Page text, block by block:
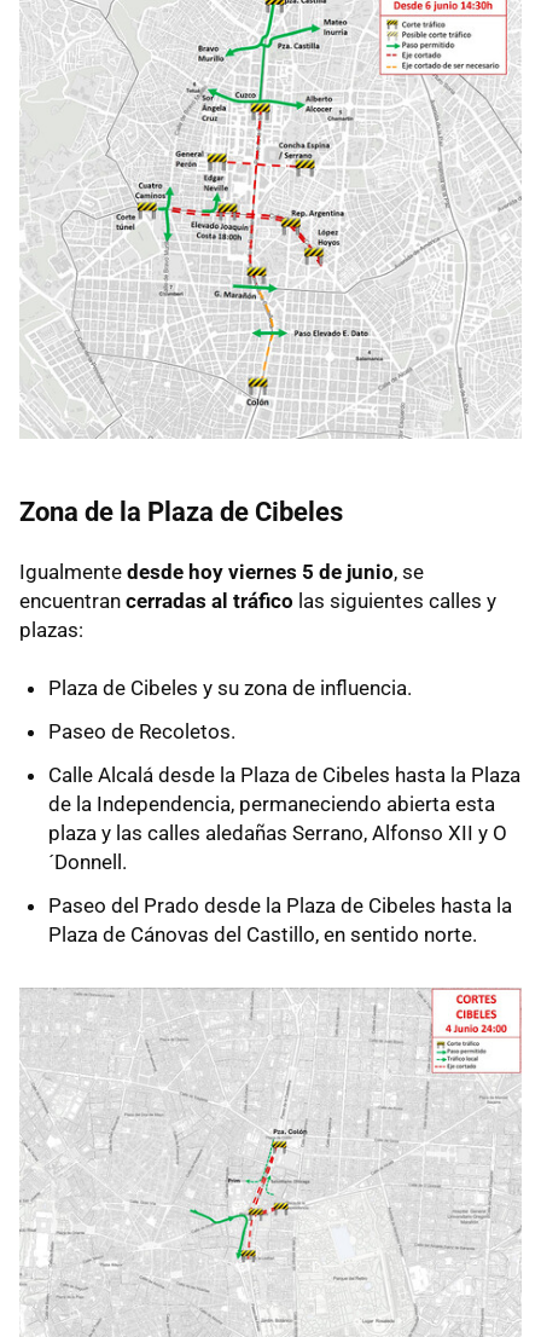
Zona de la Plaza de Cibeles
Igualmente desde hoy viernes 5 de junio, se
encuentran cerradas al tráfico las siguientes calles y
plazas:
Plaza de Cibeles y su zona de influencia.
Paseo de Recoletos.
Calle Alcalá desde la Plaza de Cibeles hasta la Plaza
de la Independencia, permaneciendo abierta esta
plaza y las calles aledañas Serrano, Alfonso XII y O
´Donnell.
Paseo del Prado desde la Plaza de Cibeles hasta la
Plaza de Cánovas del Castillo, en sentido norte.